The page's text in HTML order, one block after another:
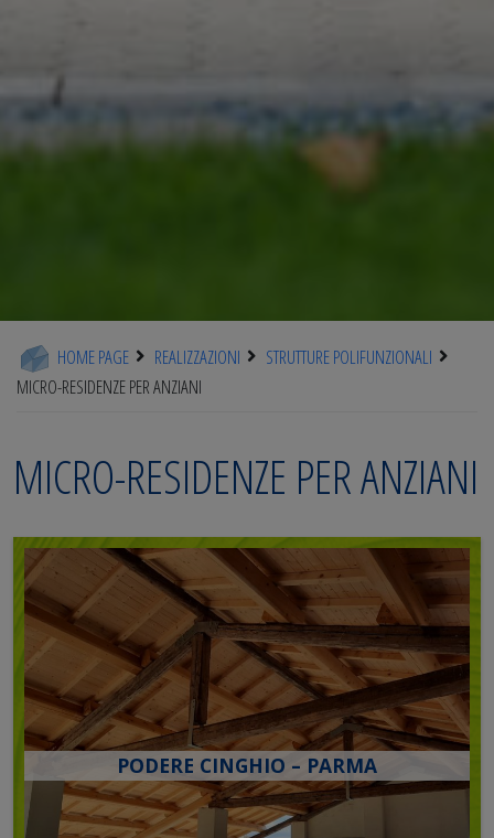
HOME PAGE REALIZZAZIONI
STRUTTURE POLIFUNZIONALI
MICRO-RESIDENZE PER ANZIANI
MICRO-RESIDENZE PER ANZIANI
PODERE CINGHIO – PARMA